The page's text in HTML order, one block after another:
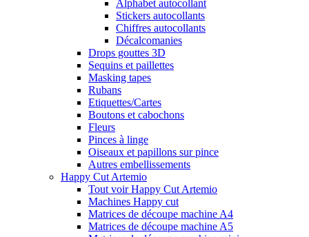
Alphabet autocollant
Stickers autocollants
Chiffres autocollants
Décalcomanies
Drops gouttes 3D
Sequins et paillettes
Masking tapes
Rubans
Etiquettes/Cartes
Boutons et cabochons
Fleurs
Pinces à linge
Oiseaux et papillons sur pince
Autres embellissements
Happy Cut Artemio
Tout voir Happy Cut Artemio
Machines Happy cut
Matrices de découpe machine A4
Matrices de découpe machine A5